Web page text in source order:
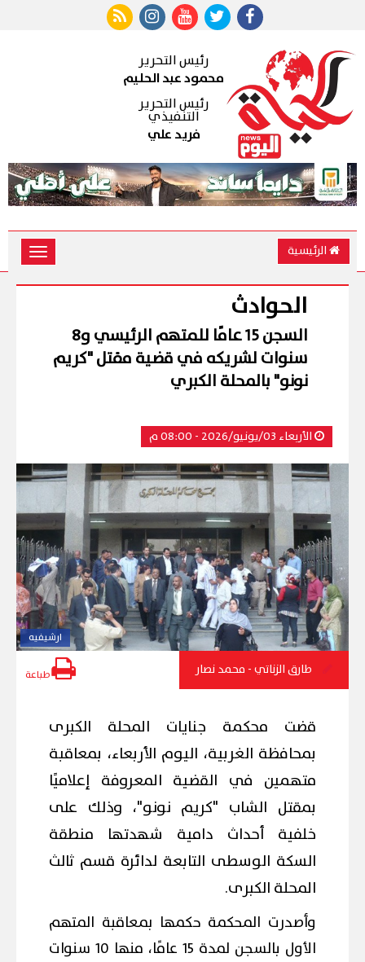
رئيس التحرير
محمود عبد الحليم
رئيس التحرير
التنفيذي
فريد علي
الرئيسية
Toggle
الحوادث
السجن 15 عامًا للمتهم الرئيسي و8
سنوات لشريكه في قضية مقتل "كريم
نونو" بالمحلة الكبري
الأربعاء 03/يونيو/2026 - 08:00 م
ارشيفيه
طارق الزناتي - محمد نصار طباعة
قضت محكمة جنايات المحلة الكبرى
بمحافظة الغربية، اليوم الأربعاء، بمعاقبة
متهمين في القضية المعروفة إعلاميًا
بمقتل الشاب "كريم نونو"، وذلك على
خلفية أحداث دامية شهدتها منطقة
السكة الوسطى التابعة لدائرة قسم ثالث
المحلة الكبرى.
وأصدرت المحكمة حكمها بمعاقبة المتهم
الأول بالسجن لمدة 15 عامًا، منها 10 سنوات